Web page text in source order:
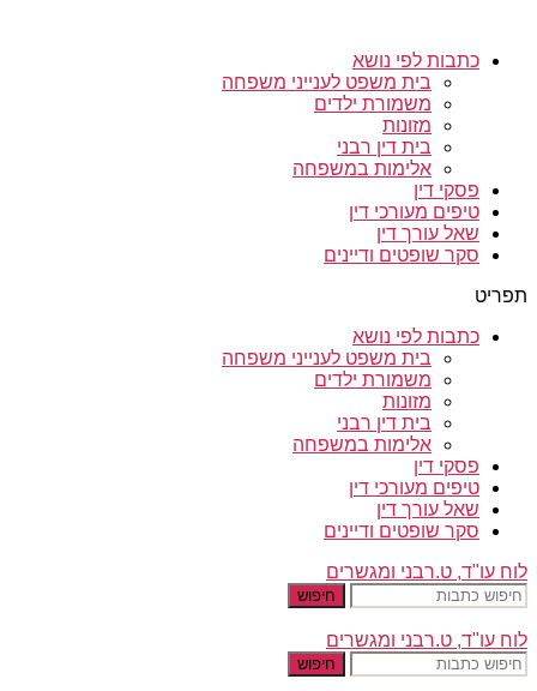
כתבות לפי נושא
בית משפט לענייני משפחה
משמורת ילדים
מזונות
בית דין רבני
אלימות במשפחה
פסקי דין
טיפים מעורכי דין
שאל עורך דין
סקר שופטים ודיינים
תפריט
כתבות לפי נושא
בית משפט לענייני משפחה
משמורת ילדים
מזונות
בית דין רבני
אלימות במשפחה
פסקי דין
טיפים מעורכי דין
שאל עורך דין
סקר שופטים ודיינים
לוח עו"ד, ט.רבני ומגשרים
חיפוש
לוח עו"ד, ט.רבני ומגשרים
חיפוש